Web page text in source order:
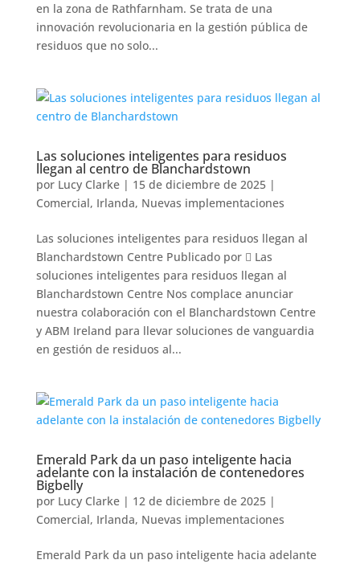
en la zona de Rathfarnham. Se trata de una
innovación revolucionaria en la gestión pública de
residuos que no solo...
Las soluciones inteligentes para residuos
llegan al centro de Blanchardstown
por Lucy Clarke| 15 de diciembre de 2025|
Comercial, Irlanda, Nuevas implementaciones
Las soluciones inteligentes para residuos llegan al
Blanchardstown Centre Publicado por  Las
soluciones inteligentes para residuos llegan al
Blanchardstown Centre Nos complace anunciar
nuestra colaboración con el Blanchardstown Centre
y ABM Ireland para llevar soluciones de vanguardia
en gestión de residuos al...
Emerald Park da un paso inteligente hacia
adelante con la instalación de contenedores
Bigbelly
por Lucy Clarke| 12 de diciembre de 2025|
Comercial, Irlanda, Nuevas implementaciones
Emerald Park da un paso inteligente hacia adelante